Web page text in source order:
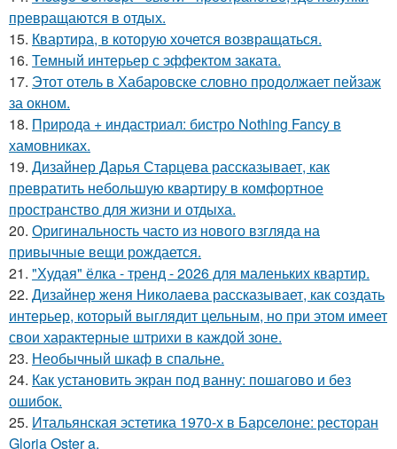
превращаются в отдых.
15. Квартира, в которую хочется возвращаться.
16. Темный интерьер с эффектом заката.
17. Этот отель в Хабаровске словно продолжает пейзаж
за окном.
18. Природа + индастриал: бистро Nothing Fancy в
хамовниках.
19. Дизайнер Дарья Старцева рассказывает, как
превратить небольшую квартиру в комфортное
пространство для жизни и отдыха.
20. Оригинальность часто из нового взгляда на
привычные вещи рождается.
21. "Худая" ёлка - тренд - 2026 для маленьких квартир.
22. Дизайнер женя Николаева рассказывает, как создать
интерьер, который выглядит цельным, но при этом имеет
свои характерные штрихи в каждой зоне.
23. Необычный шкаф в спальне.
24. Как установить экран под ванну: пошагово и без
ошибок.
25. Итальянская эстетика 1970-х в Барселоне: ресторан
Gloria Oster a.